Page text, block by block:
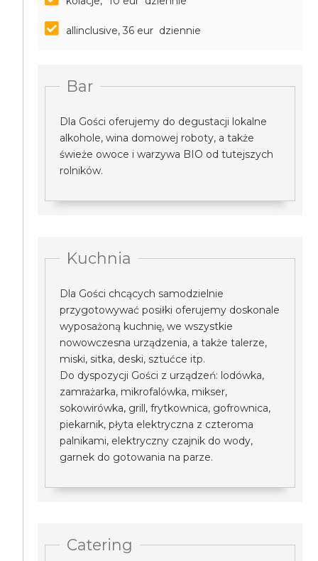
allinclusive, 36 eur dziennie
Bar
Dla Gości oferujemy do degustacji lokalne
alkohole, wina domowej roboty, a także
świeże owoce i warzywa BIO od tutejszych
rolników.
Kuchnia
Dla Gości chcących samodzielnie
przygotowywać posiłki oferujemy doskonale
wyposażoną kuchnię, we wszystkie
nowowczesna urządzenia, a także talerze,
miski, sitka, deski, sztućce itp.
Do dyspozycji Gości z urządzeń: lodówka,
zamrażarka, mikrofalówka, mikser,
sokowirówka, grill, frytkownica, gofrownica,
piekarnik, płyta elektryczna z czteroma
palnikami, elektryczny czajnik do wody,
garnek do gotowania na parze.
Catering